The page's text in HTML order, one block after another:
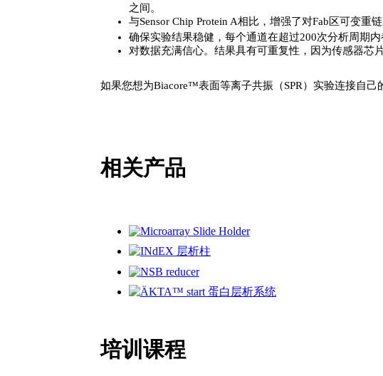
之间。
与Sensor Chip Protein A相比，增强了对Fab区可变重
确保实验结果稳健，每个通道在超过200次分析周期
对数据充满信心。结果具有可重复性，因为传感器芯
如果您想为Biacore™表面等离子共振（SPR）实验连接自己
相关产品
培训课程